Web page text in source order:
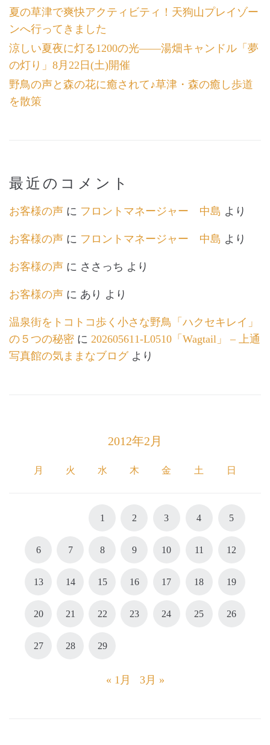
夏の草津で爽快アクティビティ！天狗山プレイゾー
ンへ行ってきました
涼しい夏夜に灯る1200の光――湯畑キャンドル「夢
の灯り」8月22日(土)開催
野鳥の声と森の花に癒されて♪草津・森の癒し歩道
を散策
最近のコメント
お客様の声 に フロントマネージャー 中島 より
お客様の声 に フロントマネージャー 中島 より
お客様の声 に ささっち より
お客様の声 に あり より
温泉街をトコトコ歩く小さな野鳥「ハクセキレイ」
の５つの秘密 に 202605611-L0510「Wagtail」 – 上通
写真館の気ままなブログより
2012年2月
月 火 水 木 金 土 日
1 2 3 4 5
6 7 8 9 10 11 12
13 14 15 16 17 18 19
20 21 22 23 24 25 26
27 28 29
« 1月 3月 »